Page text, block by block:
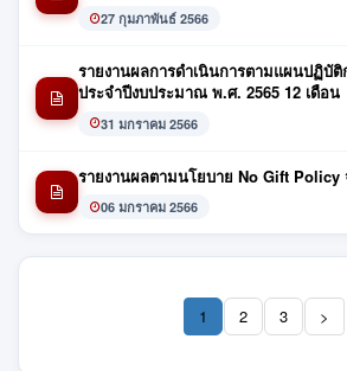
27 กุมภาพันธ์ 2566
รายงานผลการดำเนินการตามแผนปฏิบั
ประจำปีงบประมาณ พ.ศ. 2565 12 เดือน
31 มกราคม 2566
รายงานผลตามนโยบาย No Gift
06 มกราคม 2566
1 (current)
2 3 >